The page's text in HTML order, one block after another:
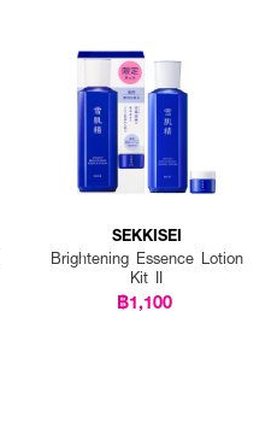
SEKKISEI
Brightening Essence Lotion
Kit II
฿1,100